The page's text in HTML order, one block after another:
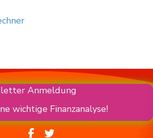
Anmeldung
wichtige Finanzanalyse!